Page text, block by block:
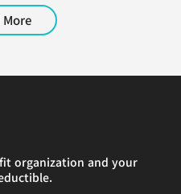
More
organization and your